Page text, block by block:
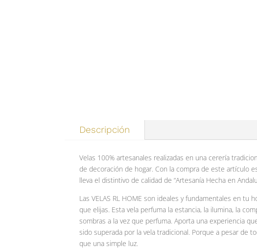
Descripción
Velas 100% artesanales realizadas en una cerería
de decoración de hogar. Con la compra de este artículo
lleva el distintivo de calidad de “Artesanía Hecha en
Las VELAS RL HOME son ideales y fundamentales en
que elijas. Esta vela perfuma la estancia, la ilumina, la
sombras a la vez que perfuma. Aporta una experiencia
sido superada por la vela tradicional. Porque a pesar de
que una simple luz.